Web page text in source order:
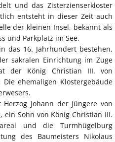
und das Zisterzienserkloster
entsteht in dieser Zeit auch
der kleinen Insel, bekannt als
und Parkplatz im See.
das 16. Jahrhundert bestehen,
sakralen Einrichtung im Zuge
der König Christian III. von
ehemaligen Klostergebäude
Johann der Jüngere von
ein Sohn von König Christian III.
und die Turmhügelburg
des Baumeisters Nikolaus